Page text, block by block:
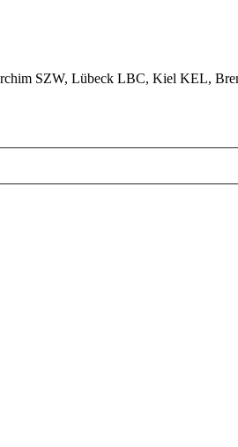
SZW, Lübeck LBC, Kiel KEL,